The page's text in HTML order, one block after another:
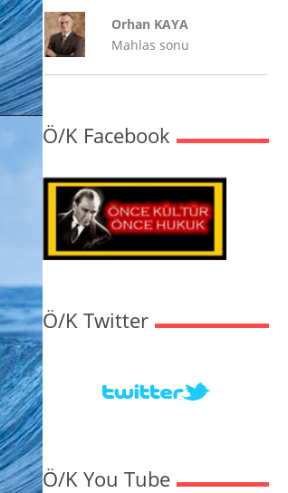
Orhan KAYA
Mahlas sonu
Ö/K Facebook
Ö/K Twitter
Ö/K You Tube